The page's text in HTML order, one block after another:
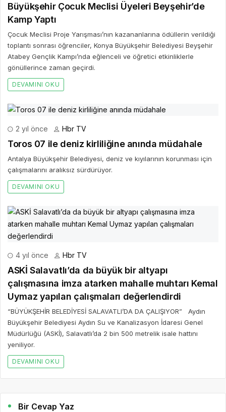
Büyükşehir Çocuk Meclisi Üyeleri Beyşehir’de
Kamp Yaptı
Çocuk Meclisi Proje Yarışması’nın kazananlarına ödüllerin verildiği
toplantı sonrası öğrenciler, Konya Büyükşehir Belediyesi Beyşehir
Atabey Gençlik Kampı’nda eğlenceli ve öğretici etkinliklerle
gönüllerince zaman geçirdi.
DEVAMINI OKU
2 yıl önce Hbr TV
Toros 07 ile deniz kirliliğine anında müdahale
Antalya Büyükşehir Belediyesi, deniz ve kıyılarının korunması için
çalışmalarını aralıksız sürdürüyor.
DEVAMINI OKU
4 yıl önce Hbr TV
ASKİ Salavatlı’da da büyük bir altyapı
çalışmasına imza atarken mahalle muhtarı Kemal
Uymaz yapılan çalışmaları değerlendirdi
“BÜYÜKŞEHİR BELEDİYESİ SALAVATLI’DA DA ÇALIŞIYOR” Aydın
Büyükşehir Belediyesi Aydın Su ve Kanalizasyon İdaresi Genel
Müdürlüğü (ASKİ), Salavatlı’da 2 bin 500 metrelik isale hattını
yeniliyor.
DEVAMINI OKU
Bir Cevap Yaz